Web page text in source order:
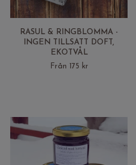
RASUL & RINGBLOMMA -
INGEN TILLSATT DOFT,
EKOTVÅL
Från 175 kr